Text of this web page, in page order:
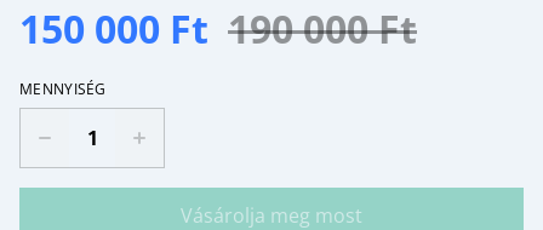
150 000 Ft 190 000 Ft
MENNYISÉG
Vásárolja meg most